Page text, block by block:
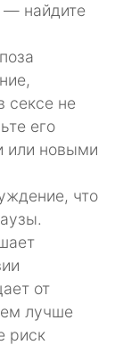
— найдите
сексе не
его
или новыми
что
от
лучше
риск